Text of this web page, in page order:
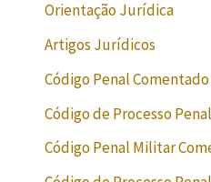
Orientação Jurídica
Artigos Jurídicos
Código Penal Comentado
Código de Processo
Código Penal Militar